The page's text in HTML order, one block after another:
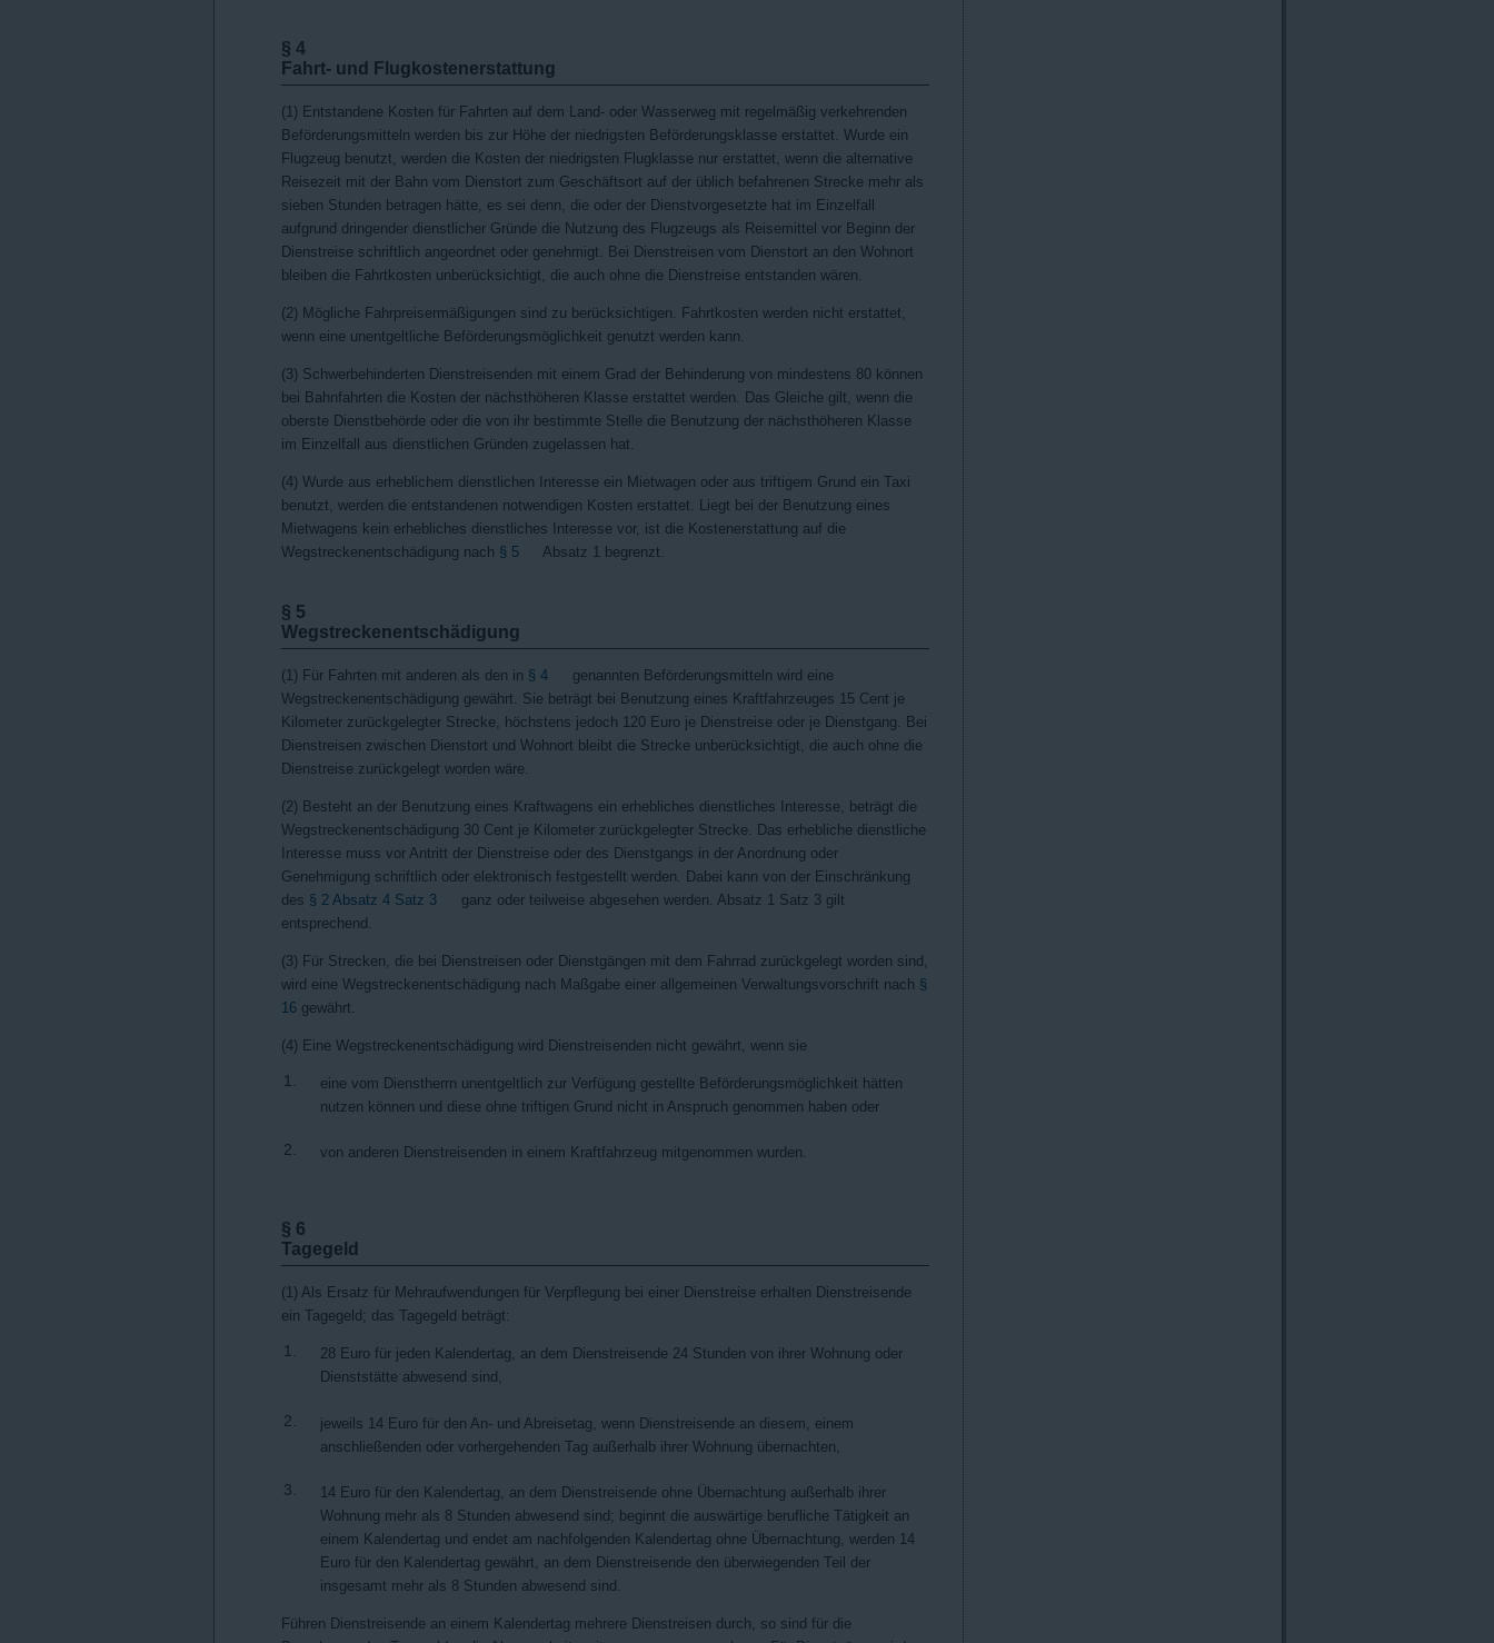
§ 4
Fahrt- und Flugkostenerstattung
(1) Entstandene Kosten für Fahrten auf dem Land- oder Wasserweg mit regelmäßig verkehrenden
Beförderungsmitteln werden bis zur Höhe der niedrigsten Beförderungsklasse erstattet. Wurde ein
Flugzeug benutzt, werden die Kosten der niedrigsten Flugklasse nur erstattet, wenn die alternative
Reisezeit mit der Bahn vom Dienstort zum Geschäftsort auf der üblich befahrenen Strecke mehr als
sieben Stunden betragen hätte, es sei denn, die oder der Dienstvorgesetzte hat im Einzelfall
aufgrund dringender dienstlicher Gründe die Nutzung des Flugzeugs als Reisemittel vor Beginn der
Dienstreise schriftlich angeordnet oder genehmigt. Bei Dienstreisen vom Dienstort an den Wohnort
bleiben die Fahrtkosten unberücksichtigt, die auch ohne die Dienstreise entstanden wären.
(2) Mögliche Fahrpreisermäßigungen sind zu berücksichtigen. Fahrtkosten werden nicht erstattet,
wenn eine unentgeltliche Beförderungsmöglichkeit genutzt werden kann.
(3) Schwerbehinderten Dienstreisenden mit einem Grad der Behinderung von mindestens 80 können
bei Bahnfahrten die Kosten der nächsthöheren Klasse erstattet werden. Das Gleiche gilt, wenn die
oberste Dienstbehörde oder die von ihr bestimmte Stelle die Benutzung der nächsthöheren Klasse
im Einzelfall aus dienstlichen Gründen zugelassen hat.
(4) Wurde aus erheblichem dienstlichen Interesse ein Mietwagen oder aus triftigem Grund ein Taxi
benutzt, werden die entstandenen notwendigen Kosten erstattet. Liegt bei der Benutzung eines
Mietwagens kein erhebliches dienstliches Interesse vor, ist die Kostenerstattung auf die
Wegstreckenentschädigung nach § 5 Absatz 1 begrenzt.
§ 5
Wegstreckenentschädigung
(1) Für Fahrten mit anderen als den in § 4
genannten Beförderungsmitteln wird eine
Wegstreckenentschädigung gewährt. Sie beträgt bei Benutzung eines Kraftfahrzeuges 15 Cent je
Kilometer zurückgelegter Strecke, höchstens jedoch 120 Euro je Dienstreise oder je Dienstgang. Bei
Dienstreisen zwischen Dienstort und Wohnort bleibt die Strecke unberücksichtigt, die auch ohne die
Dienstreise zurückgelegt worden wäre.
(2) Besteht an der Benutzung eines Kraftwagens ein erhebliches dienstliches Interesse, beträgt die
Wegstreckenentschädigung 30 Cent je Kilometer zurückgelegter Strecke. Das erhebliche dienstliche
Interesse muss vor Antritt der Dienstreise oder des Dienstgangs in der Anordnung oder
Genehmigung schriftlich oder elektronisch festgestellt werden. Dabei kann von der Einschränkung
des § 2 Absatz 4 Satz 3
ganz oder teilweise abgesehen werden. Absatz 1 Satz 3 gilt
entsprechend.
(3) Für Strecken, die bei Dienstreisen oder Dienstgängen mit dem Fahrrad zurückgelegt worden sind,
wird eine Wegstreckenentschädigung nach Maßgabe einer allgemeinen Verwaltungsvorschrift nach §
16 gewährt.
(4) Eine Wegstreckenentschädigung wird Dienstreisenden nicht gewährt, wenn sie
1.
eine vom Dienstherrn unentgeltlich zur Verfügung gestellte Beförderungsmöglichkeit hätten
nutzen können und diese ohne triftigen Grund nicht in Anspruch genommen haben oder
2. von anderen Dienstreisenden in einem Kraftfahrzeug mitgenommen wurden.
§ 6
Tagegeld
(1) Als Ersatz für Mehraufwendungen für Verpflegung bei einer Dienstreise erhalten Dienstreisende
ein Tagegeld; das Tagegeld beträgt:
1.
28 Euro für jeden Kalendertag, an dem Dienstreisende 24 Stunden von ihrer Wohnung oder
Dienststätte abwesend sind,
2.
jeweils 14 Euro für den An- und Abreisetag, wenn Dienstreisende an diesem, einem
anschließenden oder vorhergehenden Tag außerhalb ihrer Wohnung übernachten,
3.
14 Euro für den Kalendertag, an dem Dienstreisende ohne Übernachtung außerhalb ihrer
Wohnung mehr als 8 Stunden abwesend sind; beginnt die auswärtige berufliche Tätigkeit an
einem Kalendertag und endet am nachfolgenden Kalendertag ohne Übernachtung, werden 14
Euro für den Kalendertag gewährt, an dem Dienstreisende den überwiegenden Teil der
insgesamt mehr als 8 Stunden abwesend sind.
Führen Dienstreisende an einem Kalendertag mehrere Dienstreisen durch, so sind für die